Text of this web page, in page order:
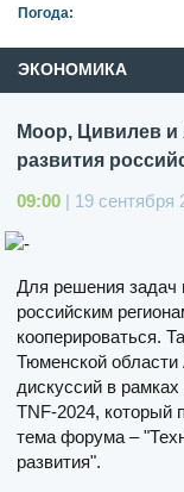
Погода:
ЭКОНОМИКА
Моор, Цивилев и
развития
09:00 | 19 сентября
Для решения задач
российским
кооперироваться.
Тюменской
дискуссий в
TNF-2024, который
тема форума –
развития".